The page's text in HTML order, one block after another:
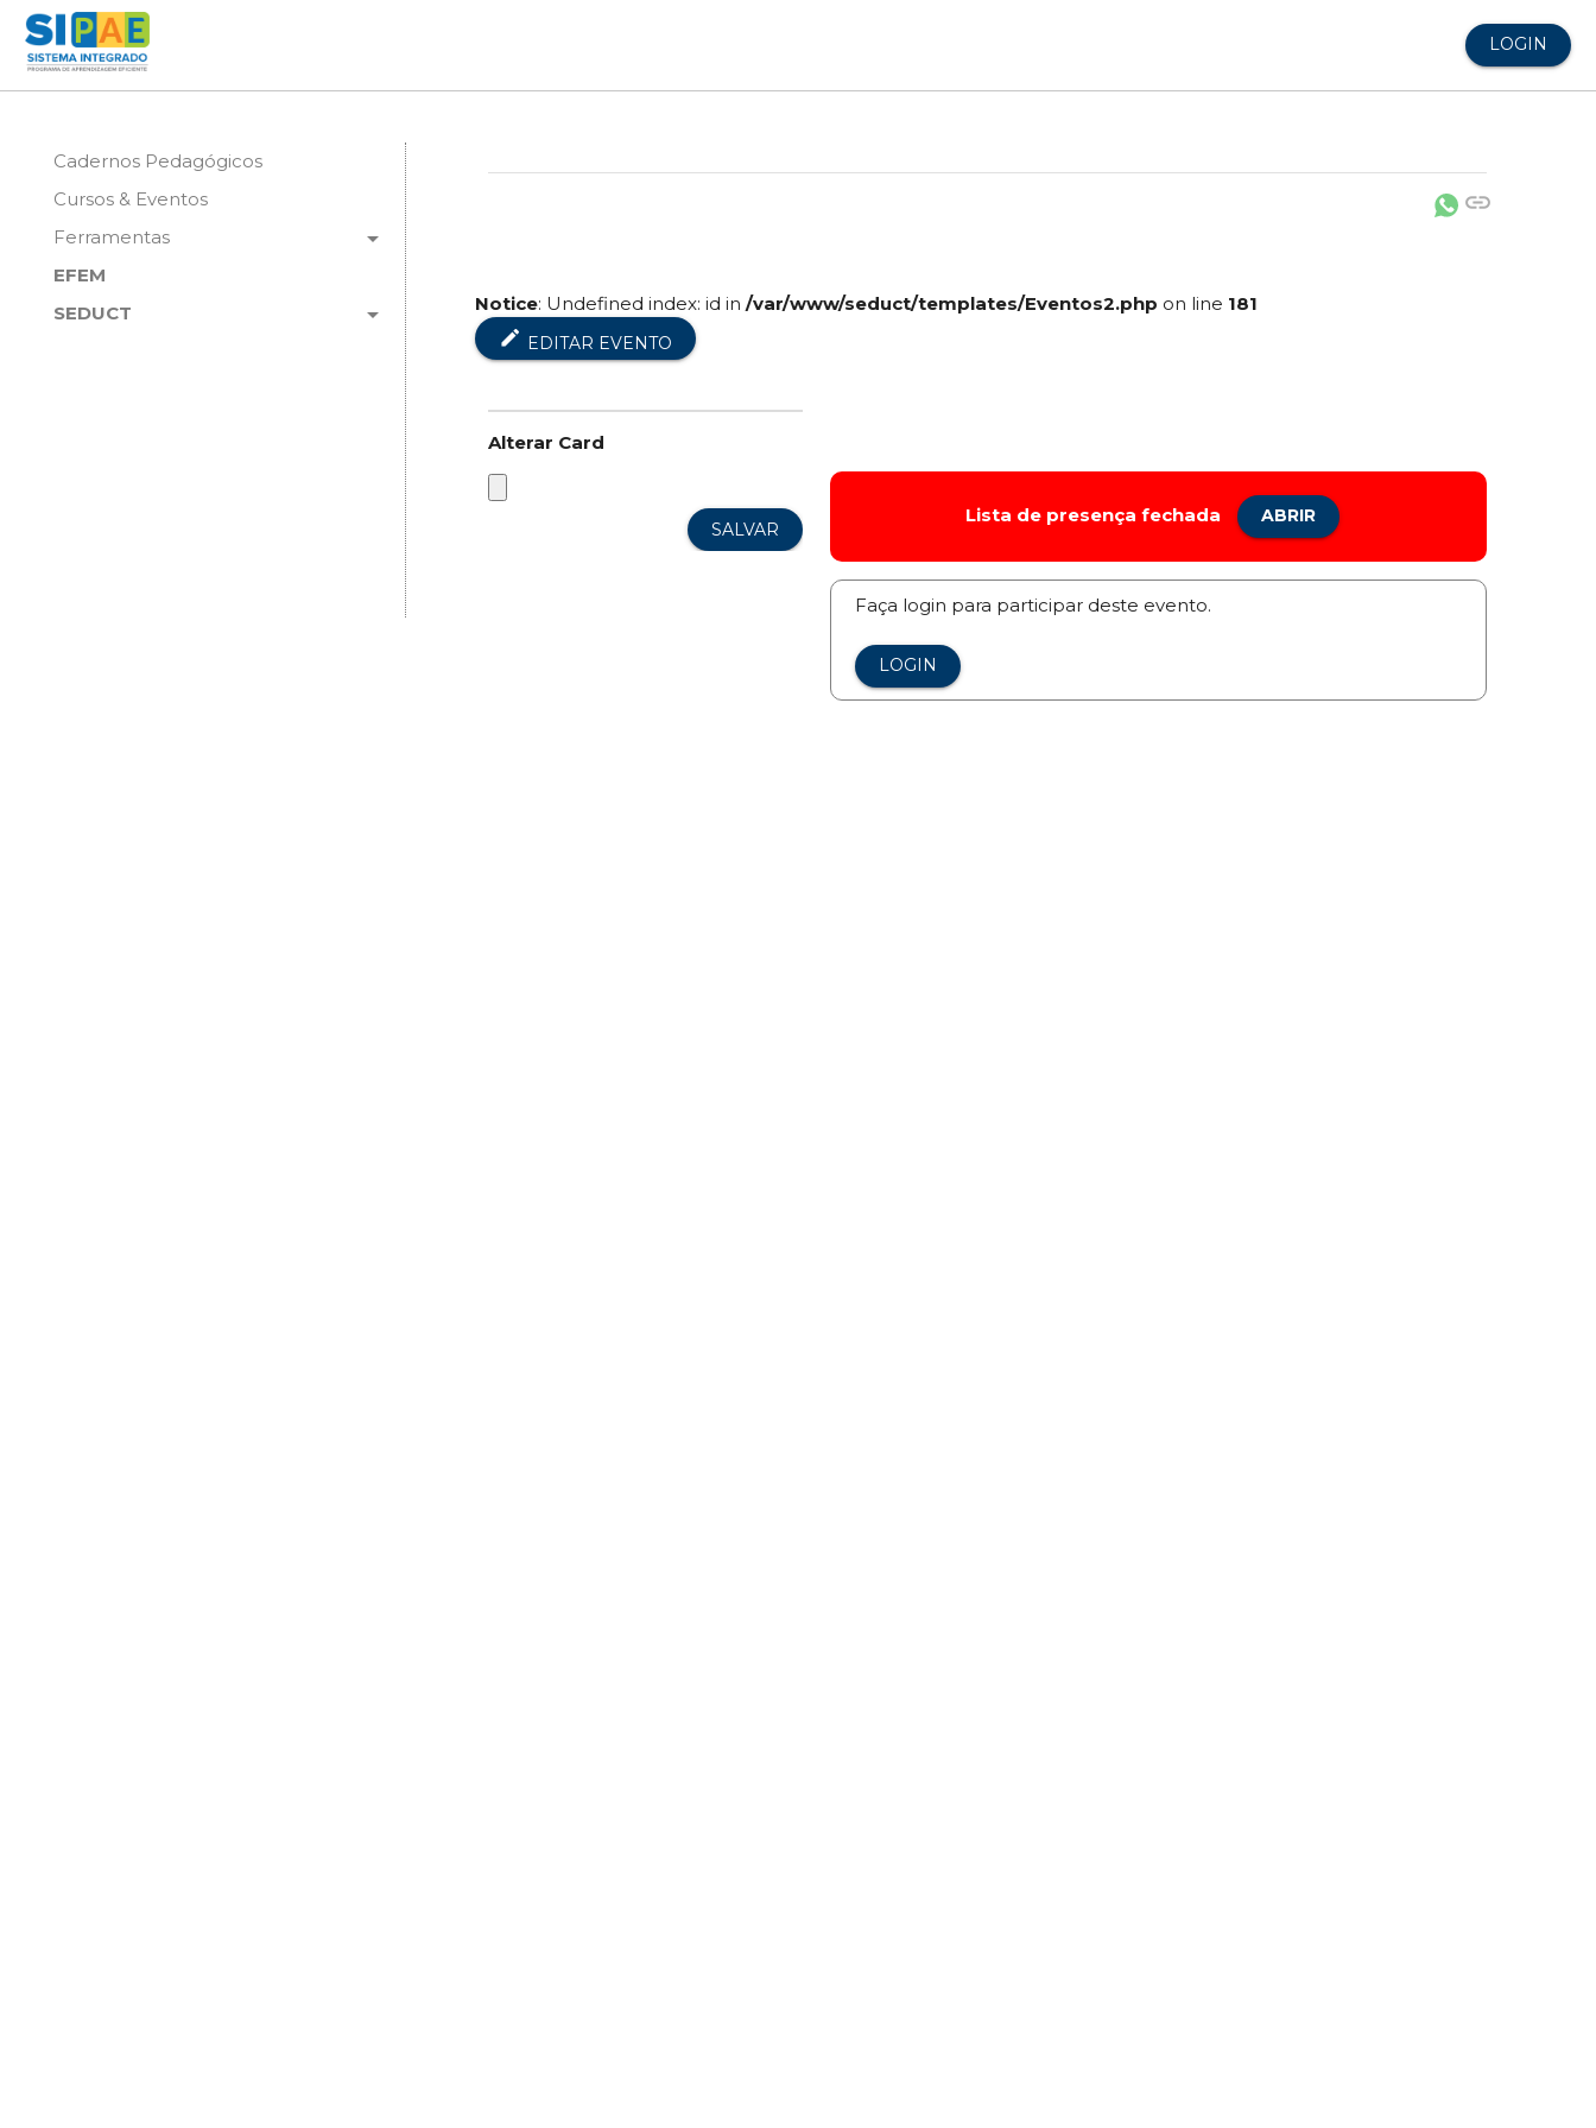
LOGIN
Cadernos Pedagógicos
Cursos & Eventos
arrow_drop_down
Ferramentas
EFEM
arrow_drop_down
SEDUCT
link
Notice: Undefined index: id in /var/www/seduct/templates/Eventos2.php on line 181
edit EDITAR EVENTO
Alterar Card
Lista de presença fechada ABRIR
Faça login para participar deste evento.
LOGIN